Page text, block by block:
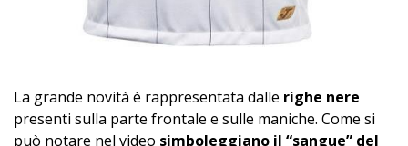
La grande novità è rappresentata dalle righe nere
presenti sulla parte frontale e sulle maniche. Come si
può notare nel video simboleggiano il “sangue” del